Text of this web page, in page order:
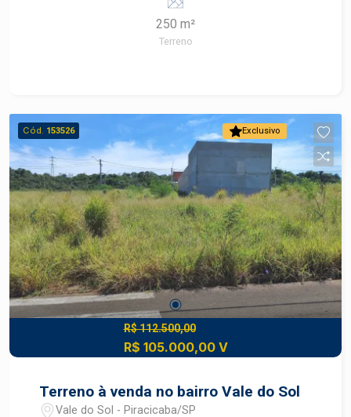
construção. Infraestrutura completa: ruas
asfaltadas, iluminação pública e rede de
serviços.Terreno plano de 250m² (10x25m) em
local conta com ruas asfaltadas, iluminação
pública e fácil acesso a comércios, escolas e
serviços essenciais. Aproveite essa chance de
garantir seu espaço em um bairro em
crescimento! Construa seu futuro com quem é
agente de desenvolvimento do mercado
imobiliário de Piracicaba. Agende sua visita.
Localização com fácil acesso a comércios,
escolas e serviços essenciais. Excelente opção
para projetos residenciais ou investimento.
Construa seu futuro com quem é agente de
desenvolvimento do mercado imobiliário de
Piracicaba. Agende sua visita.
250 m²
Terreno
Exclusivo
Cód. 153526
R$ 112.500,00
R$ 105.000,00 V
Terreno à venda no bairro Vale do Sol
Vale do Sol - Piracicaba/SP